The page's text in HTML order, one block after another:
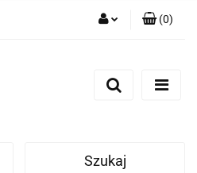
Zarejestruj się
(0)
Szukaj